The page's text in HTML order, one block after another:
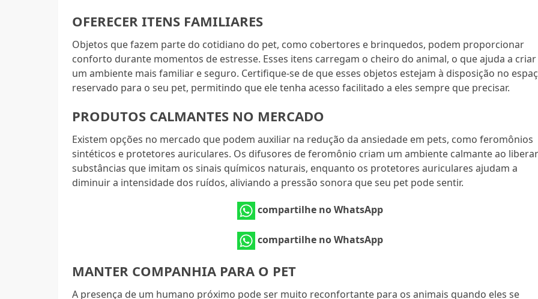
OFERECER ITENS FAMILIARES
Objetos que fazem parte do cotidiano do pet, como cobertores e brinquedos, podem proporcionar
conforto durante momentos de estresse. Esses itens carregam o cheiro do animal, o que ajuda a criar
um ambiente mais familiar e seguro. Certifique-se de que esses objetos estejam à disposição no
reservado para o seu pet, permitindo que ele tenha acesso facilitado a eles sempre que precisar.
PRODUTOS CALMANTES NO MERCADO
Existem opções no mercado que podem auxiliar na redução da ansiedade em pets, como feromônios
sintéticos e protetores auriculares. Os difusores de feromônio criam um ambiente calmante ao
substâncias que imitam os sinais químicos naturais, enquanto os protetores auriculares ajudam a
diminuir a intensidade dos ruídos, aliviando a pressão sonora que seu pet pode sentir.
compartilhe no WhatsApp
compartilhe no WhatsApp
MANTER COMPANHIA PARA O PET
A presença de um humano próximo pode ser muito reconfortante para os animais quando eles se